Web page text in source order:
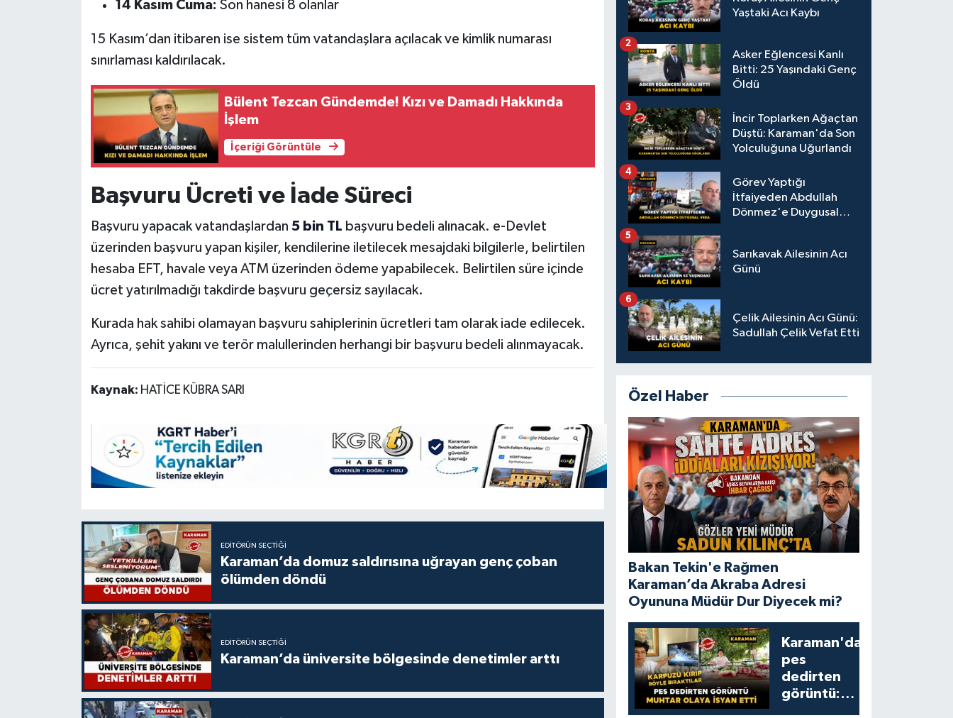
14 Kasım Cuma: Son hanesi 8 olanlar
15 Kasım’dan itibaren ise sistem tüm vatandaşlara açılacak ve kimlik numarası
sınırlaması kaldırılacak.
Bülent Tezcan Gündemde! Kızı ve Damadı Hakkında
İşlem
İçeriği Görüntüle
Başvuru Ücreti ve İade Süreci
Başvuru yapacak vatandaşlardan 5 bin TL başvuru bedeli alınacak. e-Devlet
üzerinden başvuru yapan kişiler, kendilerine iletilecek mesajdaki bilgilerle, belirtilen
hesaba EFT, havale veya ATM üzerinden ödeme yapabilecek. Belirtilen süre içinde
ücret yatırılmadığı takdirde başvuru geçersiz sayılacak.
Kurada hak sahibi olamayan başvuru sahiplerinin ücretleri tam olarak iade edilecek.
Ayrıca, şehit yakını ve terör malullerinden herhangi bir başvuru bedeli alınmayacak.
Kaynak: HATİCE KÜBRA SARI
EDITÖRÜN SEÇTIĞI
Karaman’da domuz saldırısına uğrayan genç çoban
ölümden döndü
EDITÖRÜN SEÇTIĞI
Karaman’da üniversite bölgesinde denetimler arttı
Yaştaki Acı Kaybı
Asker Eğlencesi Kanlı
Bitti: 25 Yaşındaki Genç
Öldü
2
İncir Toplarken Ağaçtan
Düştü: Karaman'da Son
Yolculuğuna Uğurlandı
3
Görev Yaptığı
İtfaiyeden Abdullah
Dönmez'e Duygusal
4
Sarıkavak Ailesinin Acı
Günü
5
Çelik Ailesinin Acı Günü:
Sadullah Çelik Vefat Etti
6
Özel Haber
Bakan Tekin'e Rağmen
Karaman’da Akraba Adresi
Oyununa Müdür Dur Diyecek mi?
Karaman'da
pes
dedirten
görüntü: